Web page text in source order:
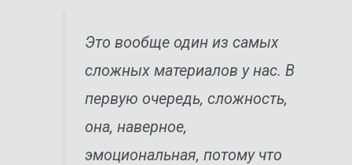
Это вообще один из самых
сложных материалов у нас. В
первую очередь, сложность,
она, наверное,
эмоциональная, потому что